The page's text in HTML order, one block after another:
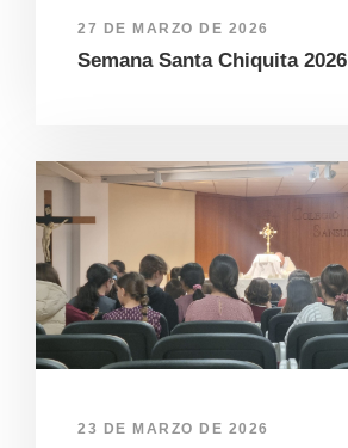
27 DE MARZO DE 2026
Semana Santa Chiquita 2026
23 DE MARZO DE 2026